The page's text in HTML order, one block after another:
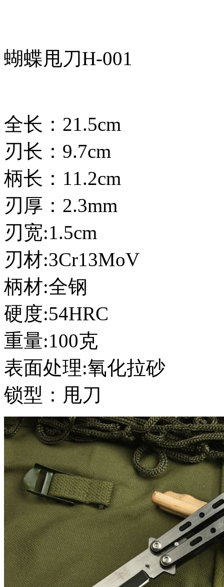
蝴蝶甩刀H-001
全长：21.5cm
刃长：9.7cm
柄长：11.2cm
刃厚：2.3mm
刃宽:1.5cm
刃材:3Cr13MoV
柄材:全钢
硬度:54HRC
重量:100克
表面处理:氧化拉砂
锁型：甩刀